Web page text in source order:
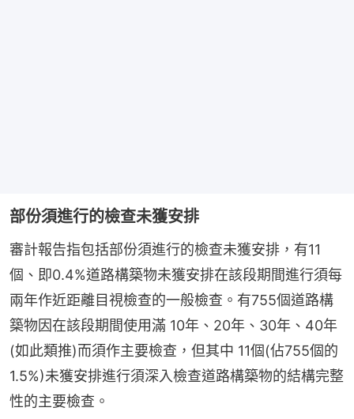
部份須進行的檢查未獲安排
審計報告指包括部份須進行的檢查未獲安排，有11
個、即0.4%道路構築物未獲安排在該段期間進行須每
兩年作近距離目視檢查的一般檢查。有755個道路構
築物因在該段期間使用滿 10年、20年、30年、40年
(如此類推)而須作主要檢查，但其中 11個(佔755個的
1.5%)未獲安排進行須深入檢查道路構築物的結構完整
性的主要檢查。